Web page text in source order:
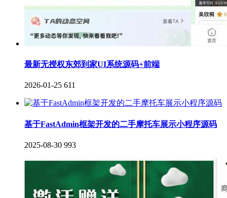
最新无授权东郊到家UI系统源码+前端
2026-01-25 611
基于FastAdmin框架开发的二手摩托车展示小程序源码
2025-08-30 993